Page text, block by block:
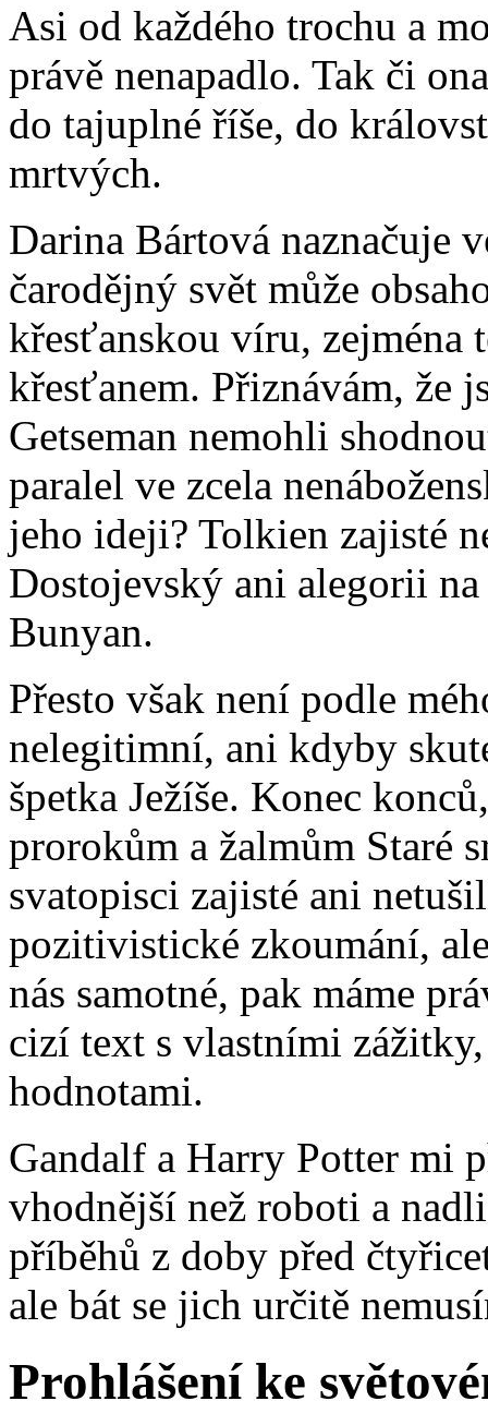
Asi od každého trochu a
právě nenapadlo. Tak či
do tajuplné říše, do
mrtvých.
Darina Bártová naznačuje
čarodějný svět může
křesťanskou víru, zejména
křesťanem. Přiznávám, že
Getseman nemohli
paralel ve zcela
jeho ideji? Tolkien zajisté
Dostojevský ani alegorii
Bunyan.
Přesto však není podle
nelegitimní, ani kdyby
špetka Ježíše. Konec
prorokům a žalmům Staré
svatopisci zajisté ani
pozitivistické zkoumání,
nás samotné, pak máme
cizí text s vlastními
hodnotami.
Gandalf a Harry Potter mi
vhodnější než roboti a
příběhů z doby před
ale bát se jich určitě
Prohlášení ke